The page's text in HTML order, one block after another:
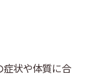
状や体質に合